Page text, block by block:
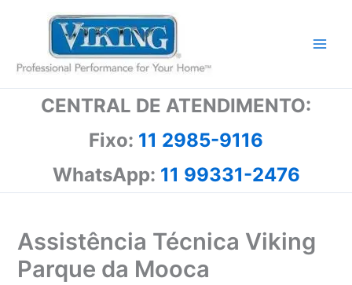
conteúdo
CENTRAL DE ATENDIMENTO:
Fixo: 11 2985-9116
WhatsApp: 11 99331-2476
Assistência Técnica Viking
Parque da Mooca